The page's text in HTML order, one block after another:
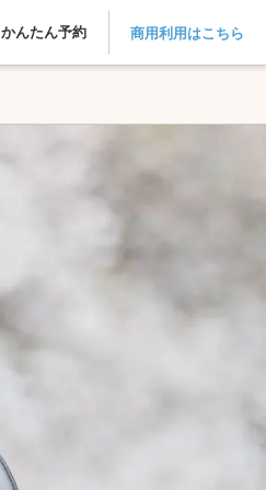
かんたん予約 商用利用はこちら